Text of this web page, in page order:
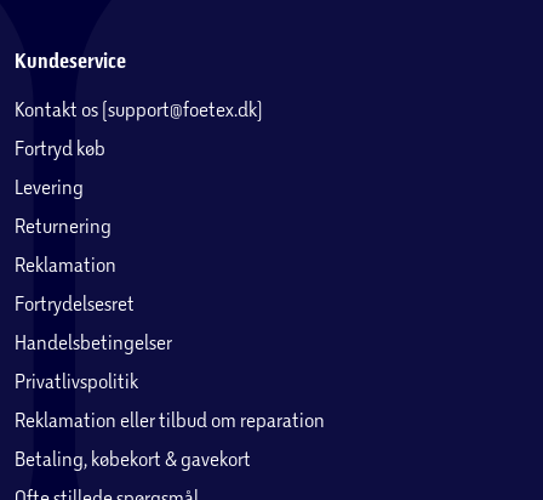
Kundeservice
Kontakt os (support@foetex.dk)
Fortryd køb
Levering
Returnering
Reklamation
Fortrydelsesret
Handelsbetingelser
Privatlivspolitik
Reklamation eller tilbud om reparation
Betaling, købekort & gavekort